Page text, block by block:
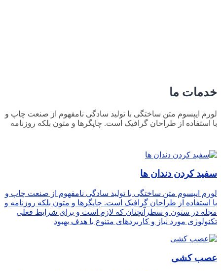
خدمات ما
لورم ایپسوم متن ساختگی با تولید سادگی نامفهوم از صنعت چاپ و
با استفاده از طراحان گرافیک است. چاپگرها و متون بلکه روزنامه
سفید کردن دندان ها
لورم ایپسوم متن ساختگی با تولید سادگی نامفهوم از صنعت چاپ و
با استفاده از طراحان گرافیک است. چاپگرها و متون بلکه روزنامه و
مجله در ستون و سطرآنچنان که لازم است و برای شرایط فعلی
تکنولوژی مورد نیاز و کاربردهای متنوع با هدف بهبود
عصب کشی